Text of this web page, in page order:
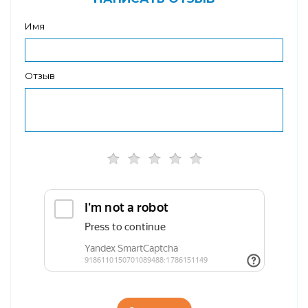
Имя
Отзыв